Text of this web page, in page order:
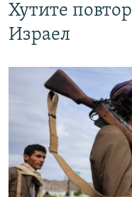
Хутите
Израел